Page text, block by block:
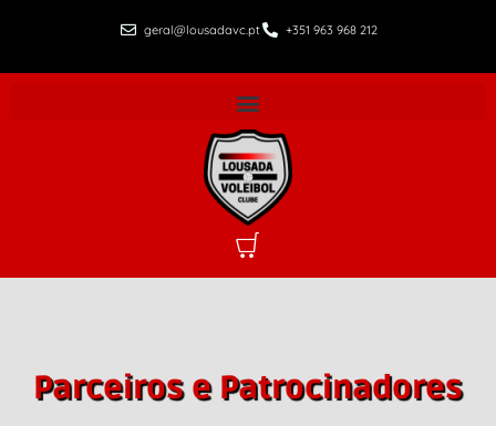
geral@lousadavc.pt +351 963 968 212
Parceiros e Patrocinadores